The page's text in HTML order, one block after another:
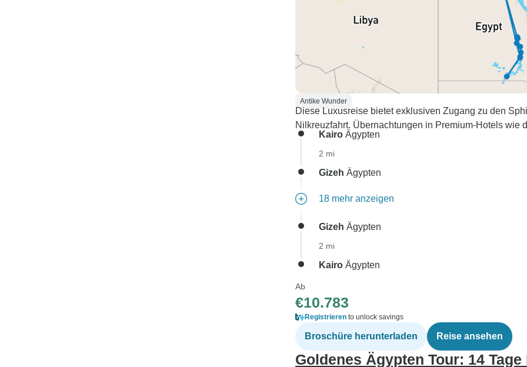
Antike Wunder
Diese Luxusreise bietet exklusiven Zugang zu den
Nilkreuzfahrt. Übernachtungen in Premium-Hotels wie
Kairo Ägypten
2 mi
Gizeh Ägypten
18 mehr anzeigen
Gizeh Ägypten
2 mi
Kairo Ägypten
Ab
€10.783
Registrieren to unlock savings
Broschüre herunterladen Reise ansehen
Goldenes Ägypten Tour: 14